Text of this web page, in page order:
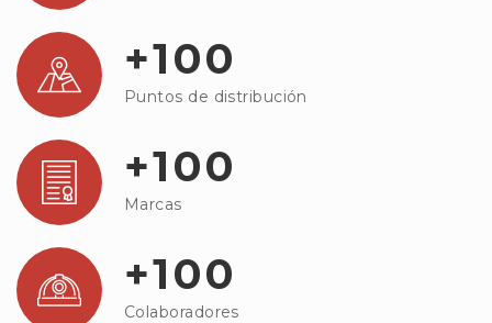
+100
Puntos de distribución
+100
Marcas
+100
Colaboradores